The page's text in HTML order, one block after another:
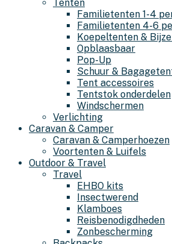
Tenten
Familietenten 1-4
Familietenten 4-6
Koepeltenten &
Opblaasbaar
Pop-Up
Schuur &
Tent accessoires
Tentstok onderdelen
Windschermen
Verlichting
Caravan & Camper
Caravan & Camperhoezen
Voortenten & Luifels
Outdoor & Travel
Travel
EHBO kits
Insectwerend
Klamboes
Reisbenodigdheden
Zonbescherming